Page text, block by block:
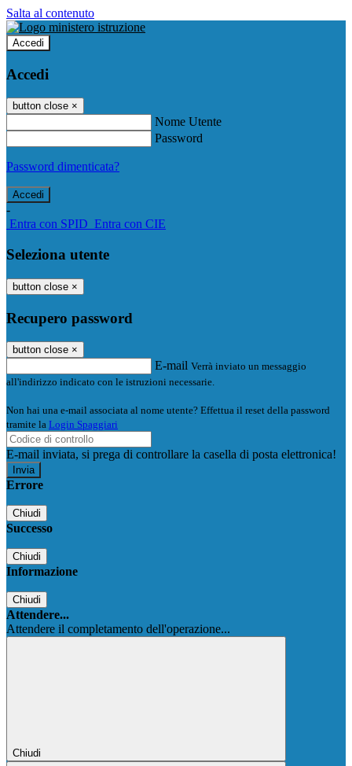
Salta al contenuto
Accedi
Accedi
button close ×
Nome Utente
Password
Password dimenticata?
-
Entra con SPID Entra con CIE
Seleziona utente
button close ×
Recupero password
button close ×
E-mail Verrà inviato un messaggio
all'indirizzo indicato con le istruzioni necessarie.
Non hai una e-mail associata al nome utente? Effettua il reset della password
tramite la Login Spaggiari
E-mail inviata, si prega di controllare la casella di posta elettronica!
Errore
Chiudi
Successo
Chiudi
Informazione
Chiudi
Attendere...
Attendere il completamento dell'operazione...
Chiudi